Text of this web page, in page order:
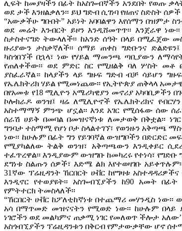
ሊፍት ከመያዛችን በፊት ከአስጐብኛችን አንደበት የወጡ
ወደ ታች እንዘልቃለን፡፡ ይህ ግድብ ሲገነባ የዘጠና ስድስት ሰዎች
“አውቃችሁ ግቡበት” አይነት አባባልዋን እየሰማን በዝምታ
ወደ መሬት እንብርት ይዞን እንዲሸመጥጥ፡፡ እንጀራዋ
ስታስተናግድ ትውላለች፡፡ ከአንድ ሰዓት በላይ በሚፈጀው
ዙሪያውን ታስቃኛለች፡፡ ሰማይ ጠቀስ ግድቡንና
ካስጎበኘች በኋላ፣ ነው የሃይል ማመንጫ ጣቢያውን
የጠለቀችው፡፡ ወደ ምድር ስር የሚዘልቅ ባለ ሦስት መቶ
ያስፈራኛል። ከላያችን ላይ ግዙፍ ግድብ ብቻ ሳይሆን ግዙፍ
የኤሌክትሪክ ሃይል የሚመነጨው፡፡ የኢትዮጵያ ጠቅላላ
በየአመቱ የ18 ሚሊዮን አሜሪካዊያን መኖሪያ አካባቢዎችን
ኮሎክራዶ ወንዝ፤ ዛሬ ለሚሊዮኖች የኤሌክትሪክና
አስተማማኝ ምንጭ ሆኗል፡፡ እንደ አገር የሚሰፋው ሰው
ሰራሽ ሀይቅ በመባል በመዝናኛነቱ ለመታወቅ በቅቷል፡፡ ነገር
ግንባታ ተስማሚ የሆነ ቦታ ስላልተገኘ፣ የወንዙን አቅጣጫ
ነው፡፡ ከሁሉም በፊት ግን የይገባኛል ውዝግቦችን በድርድር
የሚያካልለው ትልቅ ወንዝ፣ አቅጣጫውን እንዲቀይር
ተፈጥረዋል፡፡ እንዲያውም ውዝግቡ ከመካረሩ የተነሳ፣ የግድቡ
ደግነቱ ስልጡን ሰዎች፣ እድሜ ልክ እየተወዛገቡ
31ኛው ፕሬዚዳንት ኸርበርት ሁቨር ከየግዛቱ
እንዲኖር የተወያዩት፡፡ አስጐብኚያችን ከ90 አመት
የምትተርክ ትመስላለች፡፡
“ኸርበርት ሁቨር ከፖለቲከኛነቱ በተጨማሪ መሃንዲስ ነው፡፡
አሳ በማጥመድ መዝናናትን የሚወድ ነው፡፡ ከሁሉም በላይ
ነገሮችን ወደ መልካምና ጠቃሚ ነገር የመለወጥ ችሎታ አለው’
አስጎብኚያችን ፕሬዚዳንቱን በቅርብ የምታውቃቸው ሆኖ